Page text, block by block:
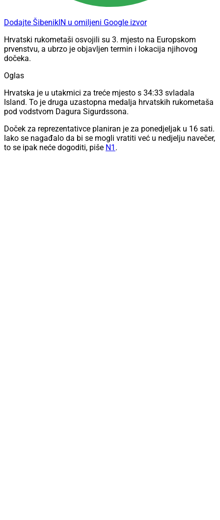
Dodajte ŠibenikIN u omiljeni Google izvor
Hrvatski rukometaši osvojili su 3. mjesto na Europskom
prvenstvu, a ubrzo je objavljen termin i lokacija njihovog
dočeka.
Oglas
Hrvatska je u utakmici za treće mjesto s 34:33 svladala
Island. To je druga uzastopna medalja hrvatskih rukometaša
pod vodstvom Dagura Sigurdssona.
Doček za reprezentativce planiran je za ponedjeljak u 16 sati.
Iako se nagađalo da bi se mogli vratiti već u nedjelju navečer,
to se ipak neće dogoditi, piše N1 .